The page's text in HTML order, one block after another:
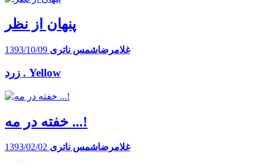
پنهان از نظر
غلامرضاشمس ناتری 1393/10/09
زرد . Yellow
خفته در مه ...!
غلامرضاشمس ناتری 1393/02/02